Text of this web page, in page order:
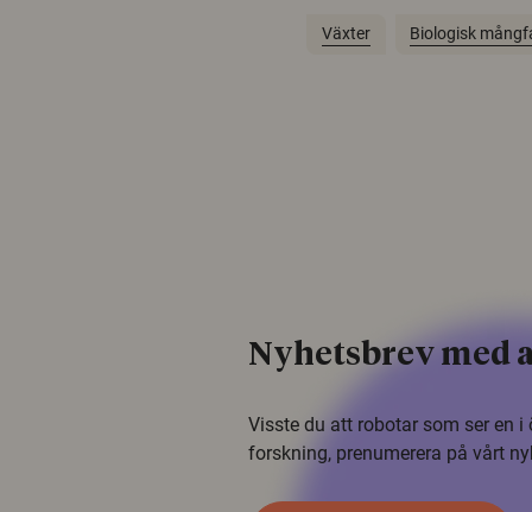
Växter Biologisk
Nyhetsbrev med
Visste du att robotar som ser en
forskning, prenumerera på vårt